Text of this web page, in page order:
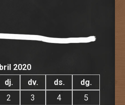
2020
dj. dv. ds. dg.
2 3 4
5